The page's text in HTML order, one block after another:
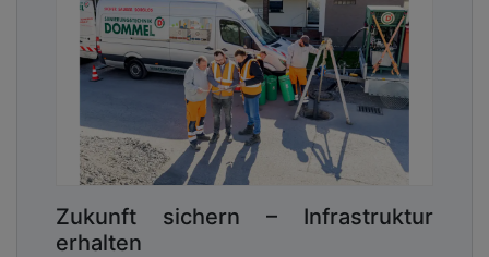
Zukunft sichern – Infrastruktur
erhalten